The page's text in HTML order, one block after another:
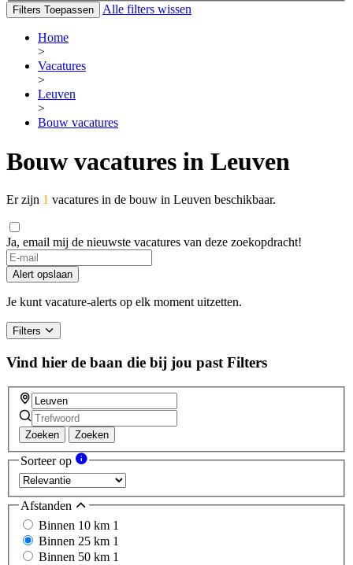
Filters Toepassen Alle filters wissen
Home
>
Vacatures
>
Leuven
>
Bouw vacatures
Bouw vacatures in Leuven
Er zijn 1 vacatures in de bouw in Leuven beschikbaar.
Ja, email mij de nieuwste vacatures van deze zoekopdracht!
If
you
are
a
ignore
this
field
Alert opslaan
Je kunt vacature-alerts op elk moment uitzetten.
Filters
Vind hier de baan die bij jou past Filters
Zoeken Zoeken
Sorteer op
Afstanden
Binnen 10 km 1
Binnen 25 km 1
Binnen 50 km 1